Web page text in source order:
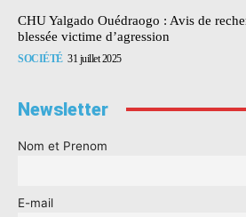
CHU Yalgado Ouédraogo : Avis de
blessée victime d’agression
SOCIÉTÉ 31 juillet 2025
Newsletter
Nom et Prenom
E-mail